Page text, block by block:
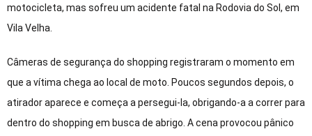
motocicleta, mas sofreu um acidente fatal na Rodovia do Sol, em
Vila Velha.
Câmeras de segurança do shopping registraram o momento em
que a vítima chega ao local de moto. Poucos segundos depois, o
atirador aparece e começa a persegui-la, obrigando-a a correr para
dentro do shopping em busca de abrigo. A cena provocou pânico